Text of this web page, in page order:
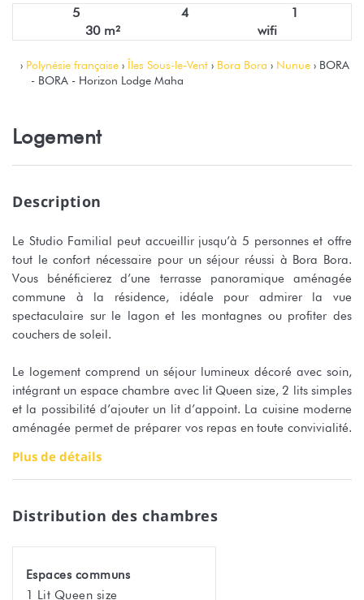
5 4
1
30 m²
wifi
› Polynésie française › Îles Sous-le-Vent › Bora Bora › Nunue › BORA
- BORA - Horizon Lodge Maha
Logement
Description
Le Studio Familial peut accueillir jusqu’à 5 personnes et offre
tout le confort nécessaire pour un séjour réussi à Bora Bora.
Vous bénéficierez d’une terrasse panoramique aménagée
commune à la résidence, idéale pour admirer la vue
spectaculaire sur le lagon et les montagnes ou profiter des
couchers de soleil.
Le logement comprend un séjour lumineux décoré avec soin,
intégrant un espace chambre avec lit Queen size, 2 lits simples
et la possibilité d’ajouter un lit d’appoint. La cuisine moderne
aménagée permet de préparer vos repas en toute convivialité.
d’un lavabo et de toilettes, offrant un aménagement pratique
et confortable.
La résidence est nichée dans un jardin tropical luxuriant,
barbecue, zones partagées aménagées et jardins verdoyants.
Le wifi et le service de blanchisserie sont inclus pour compléter
Plus de détails
Distribution des chambres
Espaces communs
1 Lit Queen size